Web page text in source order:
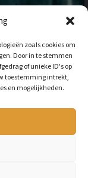
zoals cookies om
Door in te stemmen
of unieke ID's op
toestemming intrekt,
en mogelijkheden.